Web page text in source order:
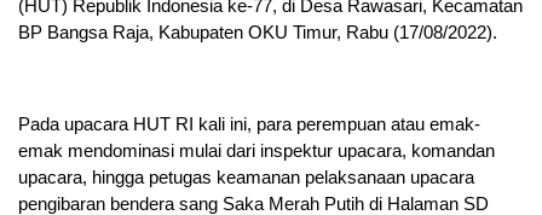
(HUT) Republik Indonesia ke-77, di Desa Rawasari, Kecamatan
BP Bangsa Raja, Kabupaten OKU Timur, Rabu (17/08/2022).
Pada upacara HUT RI kali ini, para perempuan atau emak-
emak mendominasi mulai dari inspektur upacara, komandan
upacara, hingga petugas keamanan pelaksanaan upacara
pengibaran bendera sang Saka Merah Putih di Halaman SD